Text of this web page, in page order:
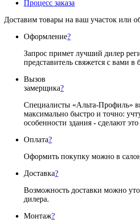
Процесс заказа
Доставим товары на ваш участок или
Оформление?
Запрос примет лучший дилер
представитель свяжется с вами
Вызов
замерщика?
Специалисты «Альта-Профиль»
максимально быстро и точно:
особенности здания - сделают
Оплата?
Оформить покупку можно в
Доставка?
Возможность доставки можно
дилера.
Монтаж?